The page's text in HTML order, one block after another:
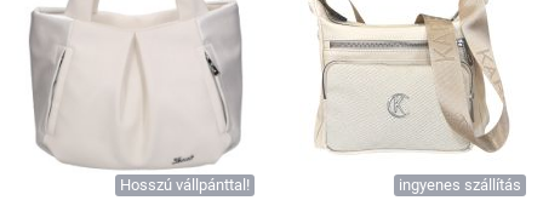
Hosszú vállpánttal! ingyenes szállítás